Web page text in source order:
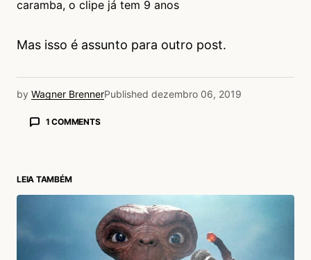
caramba, o clipe já tem 9 anos
Mas isso é assunto para outro post.
by Wagner BrennerPublished dezembro 06, 2019
1 COMMENTS
Atire a primeira pedra quem nunca viu um
e caiu de cara no chão!
Acesse para responder
LEIA TAMBÉM